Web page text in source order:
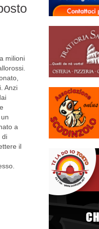
milioni
Anzi
a
di
il